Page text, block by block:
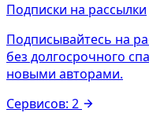
Подписки на рассылки
Подписывайтесь на
без долгосрочного
новыми авторами.
Сервисов: 2